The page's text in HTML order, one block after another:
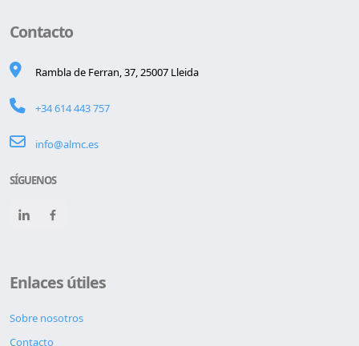
Contacto
Rambla de Ferran, 37, 25007 Lleida
+34 614 443 757
info@almc.es
SÍGUENOS
Enlaces útiles
Sobre nosotros
Contacto